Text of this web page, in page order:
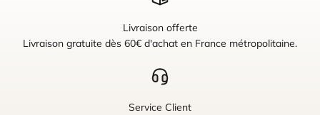
Livraison offerte
Livraison gratuite dès 60€ d'achat en France métropolitaine.
Service Client